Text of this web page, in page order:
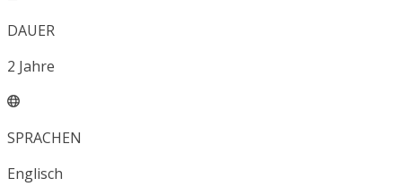
DAUER
2 Jahre
SPRACHEN
Englisch